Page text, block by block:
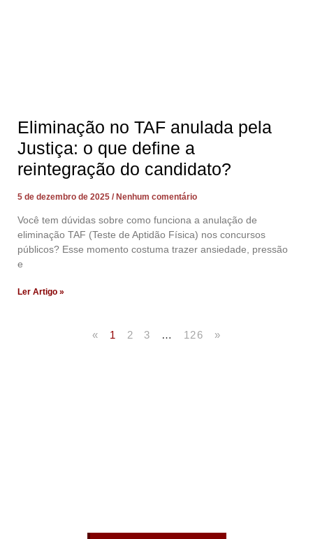
Eliminação no TAF anulada pela
Justiça: o que define a
reintegração do candidato?
5 de dezembro de 2025 Nenhum comentário
Você tem dúvidas sobre como funciona a anulação de
eliminação TAF (Teste de Aptidão Física) nos concursos
públicos? Esse momento costuma trazer ansiedade, pressão
e
Ler Artigo »
« 1 2 3 … 126 »